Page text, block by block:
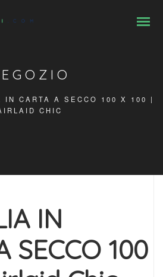
IN CARTA A SECCO 100 X 100 |
CHIC
IN
SECCO 100